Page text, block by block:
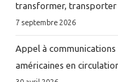
transformer, transporter
7 septembre 2026
Appel à
américaines en